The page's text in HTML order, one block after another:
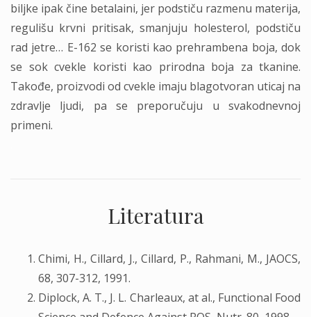
biljke ipak čine betalaini, jer podstiču razmenu materija,
regulišu krvni pritisak, smanjuju holesterol, podstiču
rad jetre… E-162 se koristi kao prehrambena boja, dok
se sok cvekle koristi kao prirodna boja za tkanine.
Takođe, proizvodi od cvekle imaju blagotvoran uticaj na
zdravlje ljudi, pa se preporučuju u svakodnevnoj
primeni.
Literatura
Chimi, H., Cillard, J., Cillard, P., Rahmani, M., JAOCS,
68, 307-312, 1991.
Diplock, A. T., J. L. Charleaux, at al., Functional Food